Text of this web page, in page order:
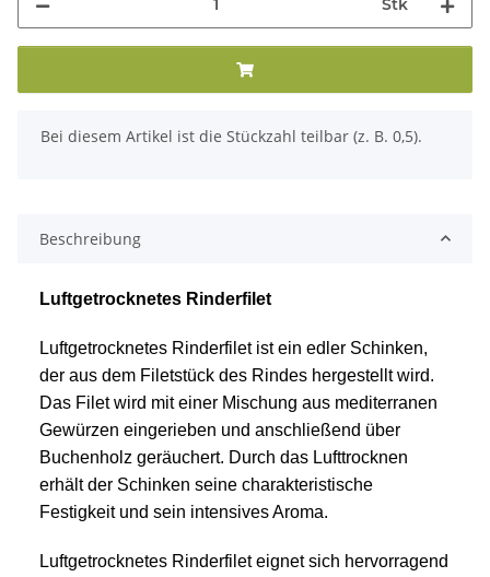
Stk
x
Bei diesem Artikel ist die Stückzahl teilbar (z. B. 0,5).
Beschreibung
Luftgetrocknetes Rinderfilet
Luftgetrocknetes Rinderfilet ist ein edler Schinken,
der aus dem Filetstück des Rindes hergestellt wird.
Das Filet wird mit einer Mischung aus mediterranen
Gewürzen eingerieben und anschließend über
Buchenholz geräuchert. Durch das Lufttrocknen
erhält der Schinken seine charakteristische
Festigkeit und sein intensives Aroma.
Luftgetrocknetes Rinderfilet eignet sich hervorragend